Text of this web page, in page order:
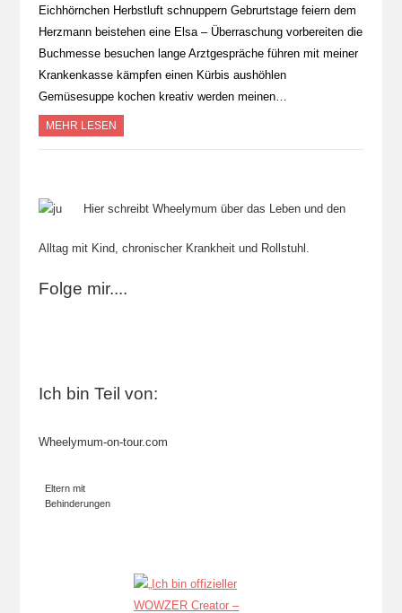
Eichhörnchen Herbstluft schnuppern Gebrurtstage feiern dem
Herzmann beistehen eine Elsa – Überraschung vorbereiten die
Buchmesse besuchen lange Arztgespräche führen mit meiner
Krankenkasse kämpfen einen Kürbis aushöhlen
Gemüsesuppe kochen kreativ werden meinen…
MEHR LESEN
Hier schreibt Wheelymum über das Leben und den
Alltag mit Kind, chronischer Krankheit und Rollstuhl.
Folge mir....
Ich bin Teil von:
Wheelymum-on-tour.com
Eltern mit
Behinderungen